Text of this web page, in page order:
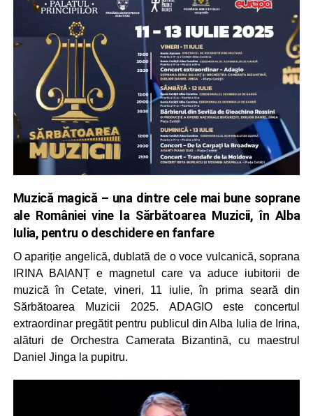
Muzică magică – una dintre cele mai bune soprane
ale României vine la Sărbătoarea Muzicii, în Alba
Iulia, pentru o deschidere en fanfare
O apariție angelică, dublată de o voce vulcanică, soprana
IRINA BAIANȚ e magnetul care va aduce iubitorii de
muzică în Cetate, vineri, 11 iulie, în prima seară din
Sărbătoarea Muzicii 2025. ADAGIO este concertul
extraordinar pregătit pentru publicul din Alba Iulia de Irina,
alături de Orchestra Camerata Bizantină, cu maestrul
Daniel Jinga la pupitru.